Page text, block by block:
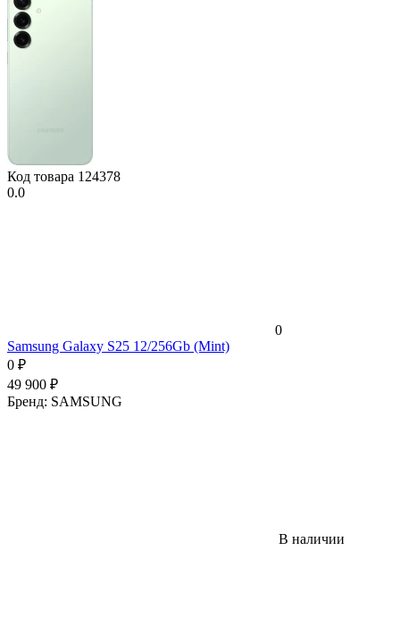
Код товара 124378
0.0
0
Samsung Galaxy S25 12/256Gb (Mint)
0 ₽
49 900 ₽
Бренд: SAMSUNG
В наличии